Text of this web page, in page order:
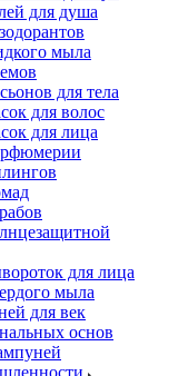
для душа
мыла
для тела
для волос
для лица
для лица
мыла
для век
основ